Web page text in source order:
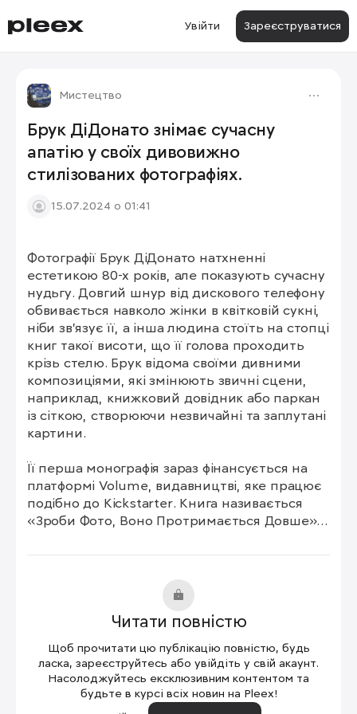
Увійти Зареєструватися
Мистецтво
Брук ДіДонато знімає сучасну
апатію у своїх дивовижно
стилізованих фотографіях.
15.07.2024 о 01:41
Фотографії Брук ДіДонато натхненні
естетикою 80-х років, але показують сучасну
нудьгу. Довгий шнур від дискового телефону
обвивається навколо жінки в квітковій сукні,
ніби зв'язує її, а інша людина стоїть на стопці
книг такої висоти, що її голова проходить
крізь стелю. Брук відома своїми дивними
композиціями, які змінюють звичні сцени,
наприклад, книжковий довідник або паркан
із сіткою, створюючи незвичайні та заплутані
картини.
Її перша монографія зараз фінансується на
платформі Volume, видавництві, яке працює
подібно до Kickstarter. Книга називається
«Зроби Фото, Воно Протримається Довше» і
Знайдіть більше робіт ДіДонато та загляніть
Читати повністю
Щоб прочитати цю публікацію повністю, будь
ласка, зареєструйтесь або увійдіть у свій акаунт.
Насолоджуйтесь ексклюзивним контентом та
будьте в курсі всіх новин на Pleex!